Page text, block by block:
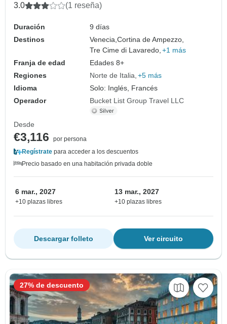
3.0 (1 reseña)
Duración
9 días
Destinos
Venecia,Cortina de Ampezzo,
Tre Cime di Lavaredo, +1 más
Franja de edad
Edades 8+
Regiones
Norte de Italia +5 más
Idioma
Solo: Inglés, Francés
Operador
Bucket List Group Travel LLC
Desde
€3,116
por persona
Regístrate para acceder a los descuentos
Precio basado en una habitación privada doble
6 mar., 2027
+10 plazas libres
13 mar., 2027
+10 plazas libres
Ver circuito
Descargar folleto
27% de descuento